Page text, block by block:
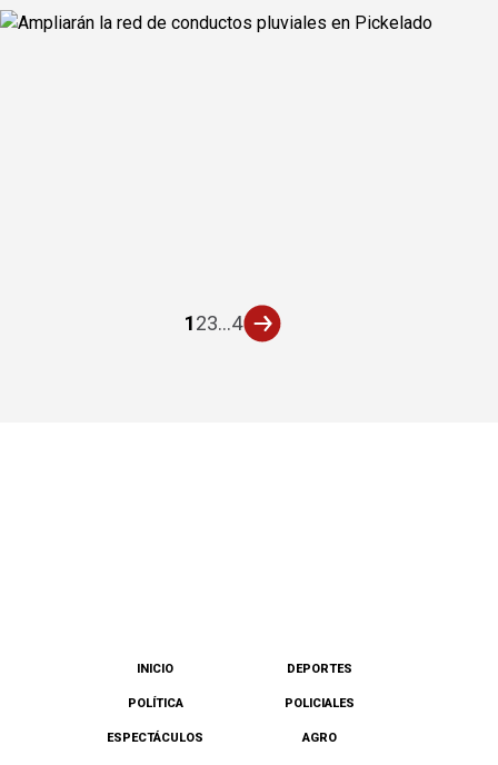
123...4
INICIO DEPORTES
POLÍTICA POLICIALES
ESPECTÁCULOS AGRO